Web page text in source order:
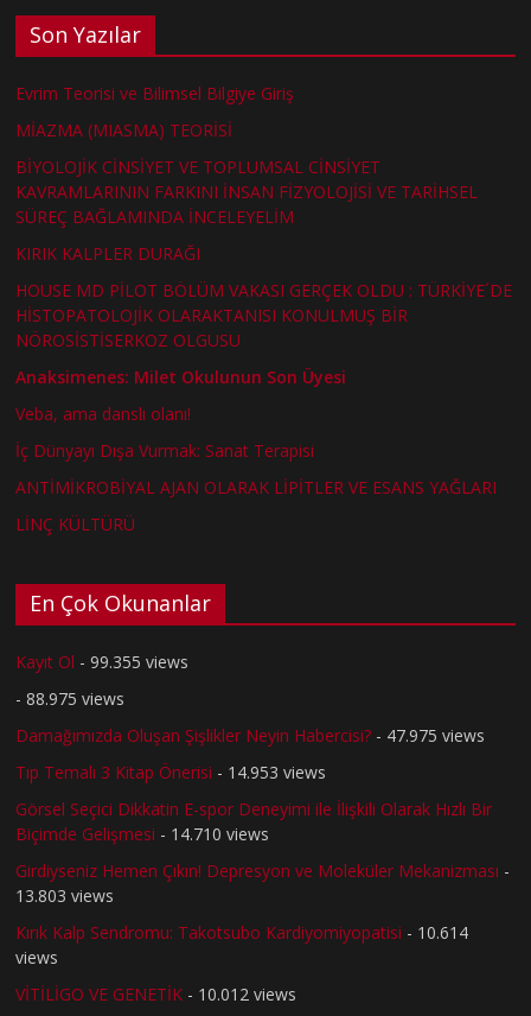
Son Yazılar
Evrim Teorisi ve Bilimsel Bilgiye Giriş
MİAZMA (MIASMA) TEORİSİ
BİYOLOJİK CİNSİYET VE TOPLUMSAL CİNSİYET
KAVRAMLARININ FARKINI İNSAN FİZYOLOJİSİ VE TARİHSEL
SÜREÇ BAĞLAMINDA İNCELEYELİM
KIRIK KALPLER DURAĞI
HOUSE MD PİLOT BÖLÜM VAKASI GERÇEK OLDU : TÜRKİYE´DE
HİSTOPATOLOJİK OLARAKTANISI KONULMUŞ BİR
NÖROSİSTİSERKOZ OLGUSU
Anaksimenes: Milet Okulunun Son Üyesi
Veba, ama danslı olanı!
İç Dünyayı Dışa Vurmak: Sanat Terapisi
ANTİMİKROBİYAL AJAN OLARAK LİPİTLER VE ESANS YAĞLARI
LİNÇ KÜLTÜRÜ
En Çok Okunanlar
Kayıt Ol - 99.355 views
- 88.975 views
Damağımızda Oluşan Şişlikler Neyin Habercisi? - 47.975 views
Tıp Temalı 3 Kitap Önerisi - 14.953 views
Görsel Seçici Dikkatin E-spor Deneyimi ile İlişkili Olarak Hızlı Bir
Biçimde Gelişmesi - 14.710 views
Girdiyseniz Hemen Çıkın! Depresyon ve Moleküler Mekanizması -
13.803 views
Kırık Kalp Sendromu: Takotsubo Kardiyomiyopatisi - 10.614
views
VİTİLİGO VE GENETİK - 10.012 views